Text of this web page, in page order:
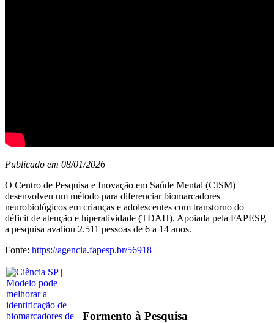
Publicado em 08/01/2026
O Centro de Pesquisa e Inovação em Saúde Mental (CISM)
desenvolveu um método para diferenciar biomarcadores
neurobiológicos em crianças e adolescentes com transtorno do
déficit de atenção e hiperatividade (TDAH). Apoiada pela FAPESP,
a pesquisa avaliou 2.511 pessoas de 6 a 14 anos.
Fonte: https://agencia.fapesp.br/56918
Formento à Pesquisa